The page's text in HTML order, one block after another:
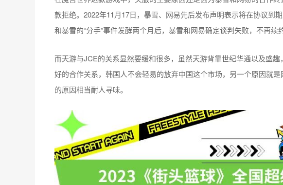
款拒绝。2022年11月17日，暴雪、网易先后发布声明表示将在协议到
和暴雪的“分手”事件发酵两个月后，暴雪和网易确定谈判失败，不再续
而天游与JCE的关系显然要缓和很多，虽然天游背靠世纪华通以及盛
好的合作关系，韩国人不会轻易的放弃中国这个市场，另一个原因就
的原因相当耐人寻味。